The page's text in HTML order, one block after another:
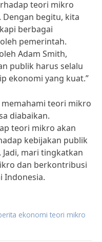
teori mikro
begitu, kita
berbagai
pemerintah.
Adam Smith,
publik harus selalu
ekonomi yang kuat.”
teori mikro
diabaikan.
teori mikro akan
kebijakan publik
mari tingkatkan
dan berkontribusi
Indonesia.
ekonomi teori mikro